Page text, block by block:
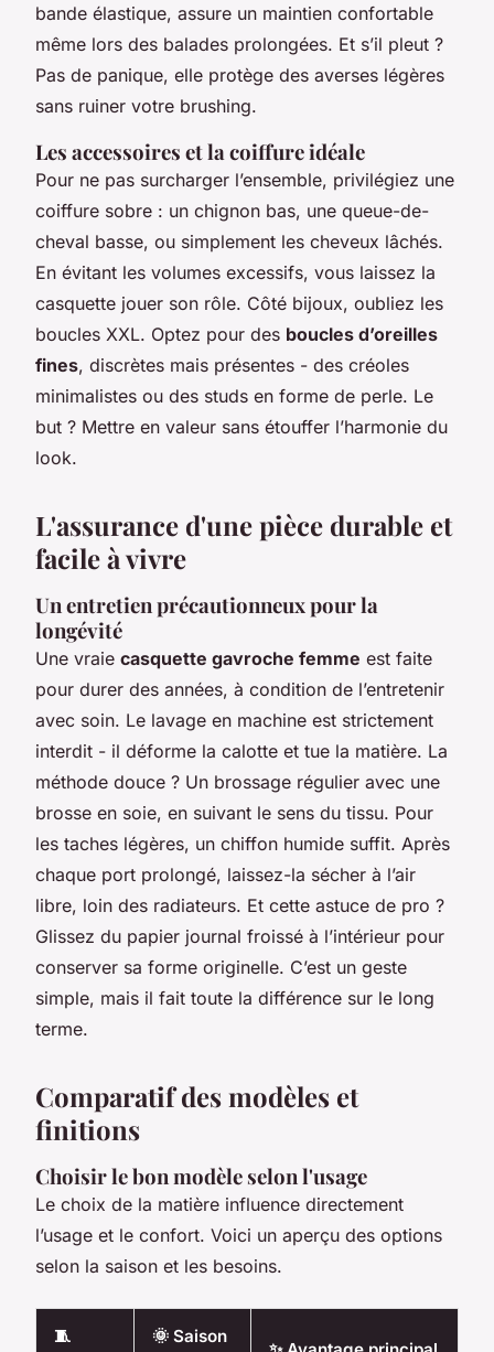
bande élastique, assure un maintien confortable
même lors des balades prolongées. Et s’il pleut ?
Pas de panique, elle protège des averses légères
sans ruiner votre brushing.
Les accessoires et la coiffure idéale
Pour ne pas surcharger l’ensemble, privilégiez une
coiffure sobre : un chignon bas, une queue-de-
cheval basse, ou simplement les cheveux lâchés.
En évitant les volumes excessifs, vous laissez la
casquette jouer son rôle. Côté bijoux, oubliez les
boucles XXL. Optez pour des boucles d’oreilles
fines, discrètes mais présentes - des créoles
minimalistes ou des studs en forme de perle. Le
but ? Mettre en valeur sans étouffer l’harmonie du
look.
L'assurance d'une pièce durable et
facile à vivre
Un entretien précautionneux pour la
longévité
Une vraie casquette gavroche femme est faite
pour durer des années, à condition de l’entretenir
avec soin. Le lavage en machine est strictement
interdit - il déforme la calotte et tue la matière. La
méthode douce ? Un brossage régulier avec une
brosse en soie, en suivant le sens du tissu. Pour
les taches légères, un chiffon humide suffit. Après
chaque port prolongé, laissez-la sécher à l’air
libre, loin des radiateurs. Et cette astuce de pro ?
Glissez du papier journal froissé à l’intérieur pour
conserver sa forme originelle. C’est un geste
simple, mais il fait toute la différence sur le long
terme.
Comparatif des modèles et
finitions
Choisir le bon modèle selon l'usage
Le choix de la matière influence directement
l’usage et le confort. Voici un aperçu des options
selon la saison et les besoins.
🧵 🌞 Saison